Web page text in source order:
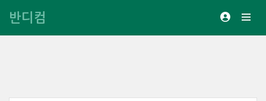
반디컴